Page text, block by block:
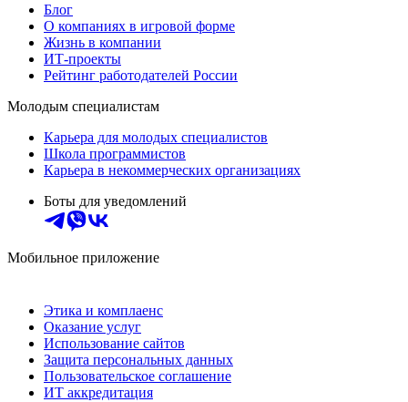
Блог
О компаниях в игровой форме
Жизнь в компании
ИТ-проекты
Рейтинг работодателей России
Молодым специалистам
Карьера для молодых специалистов
Школа программистов
Карьера в некоммерческих организациях
Боты для уведомлений
Мобильное приложение
Этика и комплаенс
Оказание услуг
Использование сайтов
Защита персональных данных
Пользовательское соглашение
ИТ аккредитация